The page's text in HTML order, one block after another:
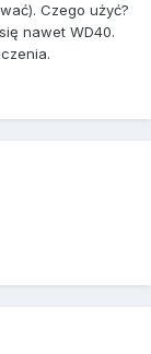
Czego użyć?
nawet WD40.